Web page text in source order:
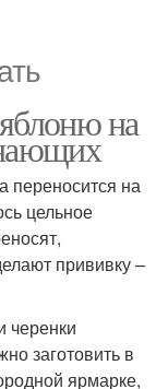
на
переносится на
цельное
прививку –
черенки
заготовить в
ярмарке,